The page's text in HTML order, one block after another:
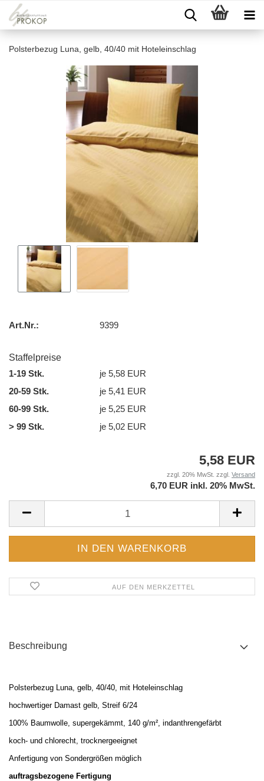
Polsterbezug Luna, gelb, 40/40 mit Hoteleinschlag
Art.Nr.: 9399
Staffelpreise
1-19 Stk.
je 5,58 EUR
20-59 Stk.
je 5,41 EUR
60-99 Stk.
je 5,25 EUR
> 99 Stk.
je 5,02 EUR
5,58 EUR
zzgl. 20% MwSt. zzgl. Versand
6,70 EUR inkl. 20% MwSt.
AUF DEN MERKZETTEL
Beschreibung
Polsterbezug Luna, gelb, 40/40, mit Hoteleinschlag
hochwertiger Damast gelb, Streif 6/24
100% Baumwolle, supergekämmt, 140 g/m², indanthrengefärbt
koch- und chlorecht, trocknergeeignet
Anfertigung von Sondergrößen möglich
auftragsbezogene Fertigung